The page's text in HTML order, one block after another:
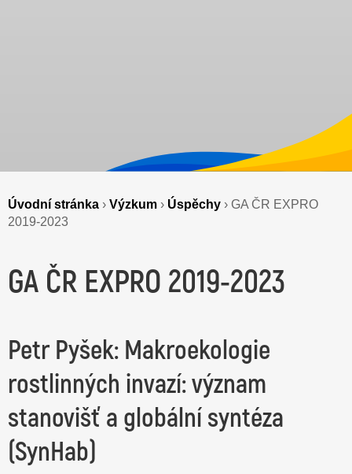
Úvodní stránka › Výzkum › Úspěchy › GA ČR EXPRO
2019-2023
GA ČR EXPRO 2019-2023
Petr Pyšek: Makroekologie
rostlinných invazí: význam
stanovišť a globální syntéza
(SynHab)